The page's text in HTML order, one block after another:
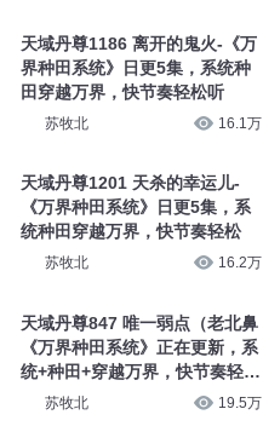
天域丹尊1186 离开的鬼火-《万
界种田系统》日更5集，系统种
田穿越万界，快节奏轻松听
苏牧北 16.1万
天域丹尊1201 天杀的幸运儿-
《万界种田系统》日更5集，系
统种田穿越万界，快节奏轻松
苏牧北 16.2万
天域丹尊847 唯一弱点（老北鼻
《万界种田系统》正在更新，系
统+种田+穿越万界，快节奏轻松
听）苏牧北 19.5万